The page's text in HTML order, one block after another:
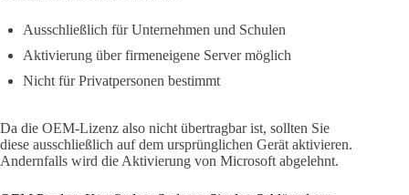
Ausschließlich für Unternehmen und Schulen
Aktivierung über firmeneigene Server möglich
Nicht für Privatpersonen bestimmt
Da die OEM-Lizenz also nicht übertragbar ist, sollten Sie
diese ausschließlich auf dem ursprünglichen Gerät aktivieren.
Andernfalls wird die Aktivierung von Microsoft abgelehnt.